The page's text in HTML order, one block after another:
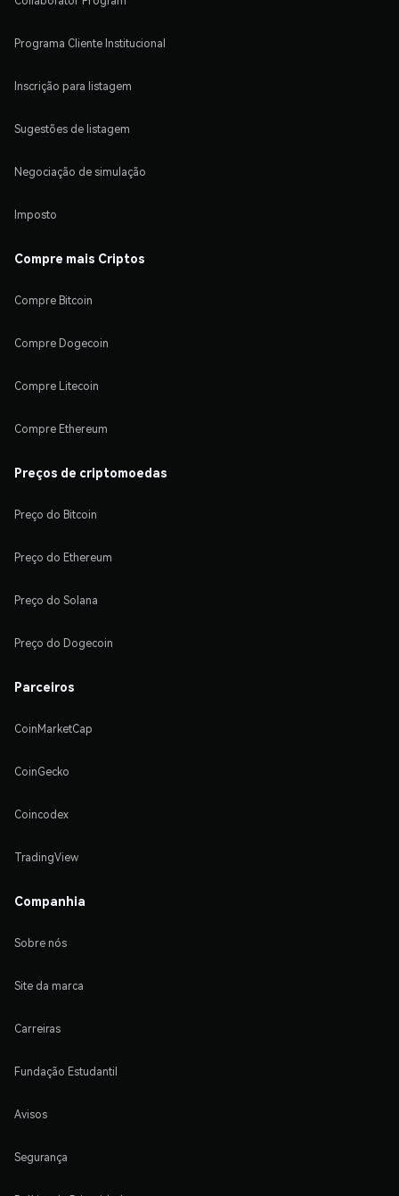
Programa Cliente Institucional
Inscrição para listagem
Sugestões de listagem
Negociação de simulação
Imposto
Compre mais Criptos
Compre Bitcoin
Compre Dogecoin
Compre Litecoin
Compre Ethereum
Preços de criptomoedas
Preço do Bitcoin
Preço do Ethereum
Preço do Solana
Preço do Dogecoin
Parceiros
CoinMarketCap
CoinGecko
Coincodex
TradingView
Companhia
Sobre nós
Site da marca
Carreiras
Fundação Estudantil
Avisos
Segurança